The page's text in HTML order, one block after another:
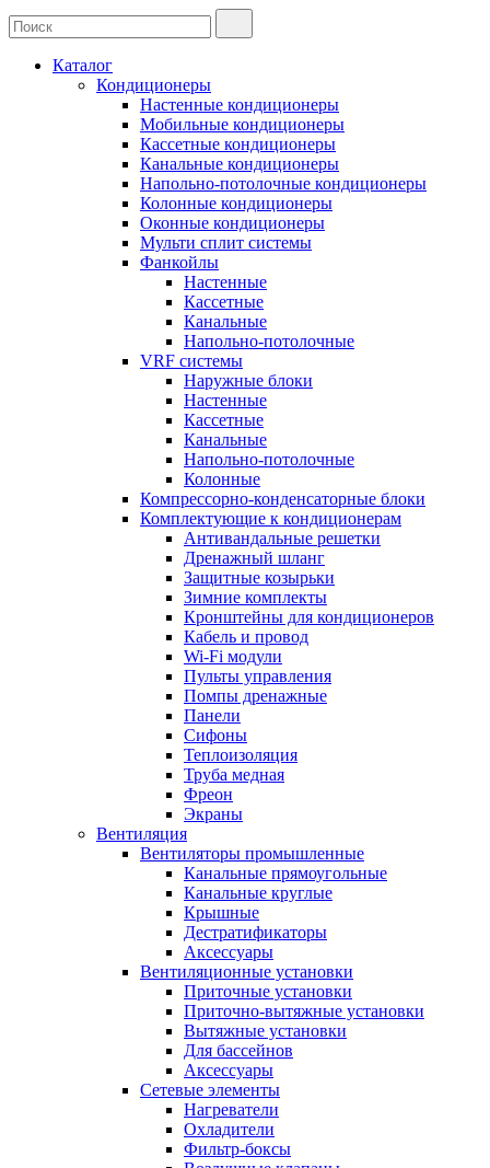
Каталог
Кондиционеры
Настенные кондиционеры
Мобильные кондиционеры
Кассетные кондиционеры
Канальные кондиционеры
Напольно-потолочные кондиционеры
Колонные кондиционеры
Оконные кондиционеры
Мульти сплит системы
Фанкойлы
Настенные
Кассетные
Канальные
Напольно-потолочные
VRF системы
Наружные блоки
Настенные
Кассетные
Канальные
Напольно-потолочные
Колонные
Компрессорно-конденсаторные блоки
Комплектующие к кондиционерам
Антивандальные решетки
Дренажный шланг
Защитные козырьки
Зимние комплекты
Кронштейны для кондиционеров
Кабель и провод
Wi-Fi модули
Пульты управления
Помпы дренажные
Панели
Сифоны
Теплоизоляция
Труба медная
Фреон
Экраны
Вентиляция
Вентиляторы промышленные
Канальные прямоугольные
Канальные круглые
Крышные
Дестратификаторы
Аксессуары
Вентиляционные установки
Приточные установки
Приточно-вытяжные установки
Вытяжные установки
Для бассейнов
Аксессуары
Сетевые элементы
Нагреватели
Охладители
Фильтр-боксы